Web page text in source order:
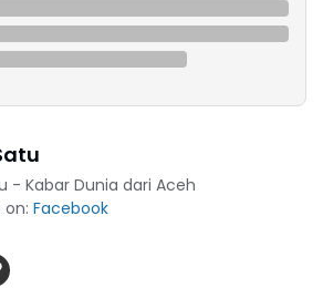
- Kabar Dunia dari Aceh
on: Facebook